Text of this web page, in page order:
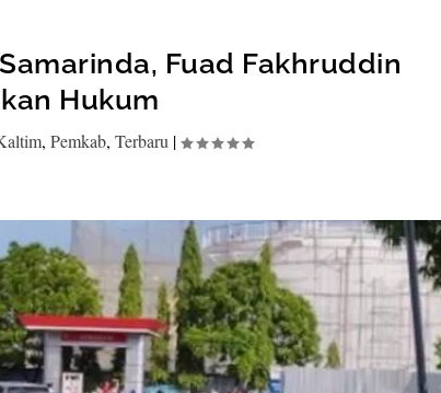
Fuad Fakhruddin
Hukum
, Pemkab, Terbaru |